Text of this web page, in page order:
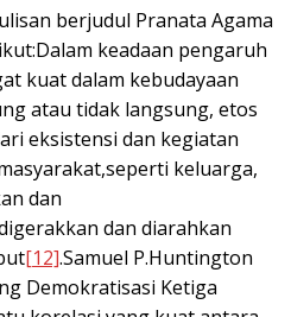
berjudul Pranata Agama
keadaan pengaruh
kuat dalam kebudayaan
atau tidak langsung, etos
eksistensi dan kegiatan
keluarga,
dan
dan diarahkan
[12].Samuel P.Huntington
Demokratisasi Ketiga